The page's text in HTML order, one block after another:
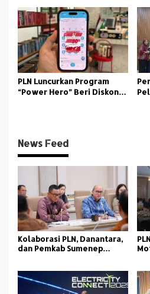
Connect 2025
PLN Luncurkan Program
“Power Hero” Beri Diskon
News Feed
Kolaborasi PLN, Danantara,
dan Pemkab Sumenep